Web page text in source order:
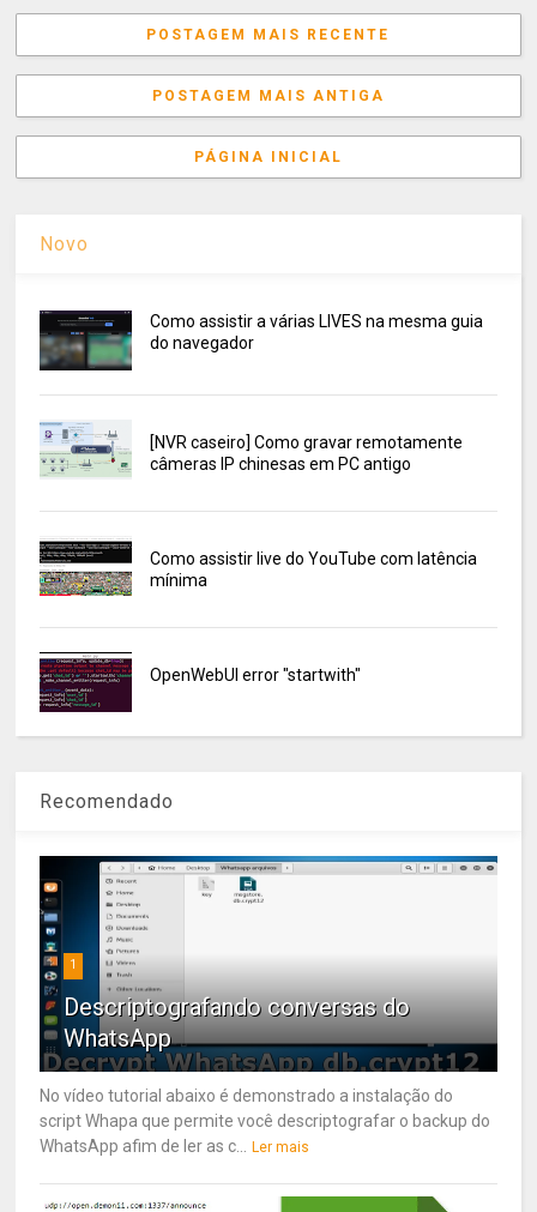
POSTAGEM MAIS RECENTE
POSTAGEM MAIS ANTIGA
PÁGINA INICIAL
Novo
Como assistir a várias LIVES na mesma guia
do navegador
[NVR caseiro] Como gravar remotamente
câmeras IP chinesas em PC antigo
Como assistir live do YouTube com latência
mínima
OpenWebUI error "startwith"
Recomendado
1
Descriptografando conversas do
WhatsApp
No vídeo tutorial abaixo é demonstrado a instalação do
script Whapa que permite você descriptografar o backup do
WhatsApp afim de ler as c...
Ler mais